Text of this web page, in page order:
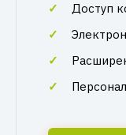
Доступ